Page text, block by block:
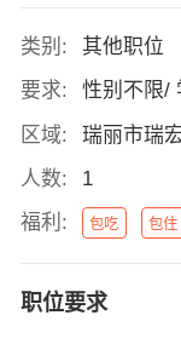
类别:
其他职位
要求:
性别不限/
区域:
瑞丽市瑞
人数:
1
福利:
包吃 包住
职位要求